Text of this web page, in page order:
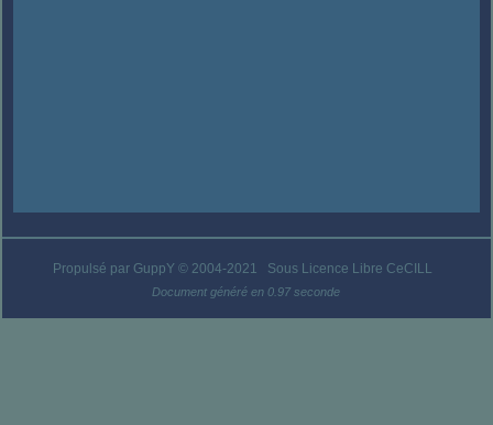
Propulsé par GuppY© 2004-2021 Sous Licence Libre CeCILL
Document généré en 0.97 seconde